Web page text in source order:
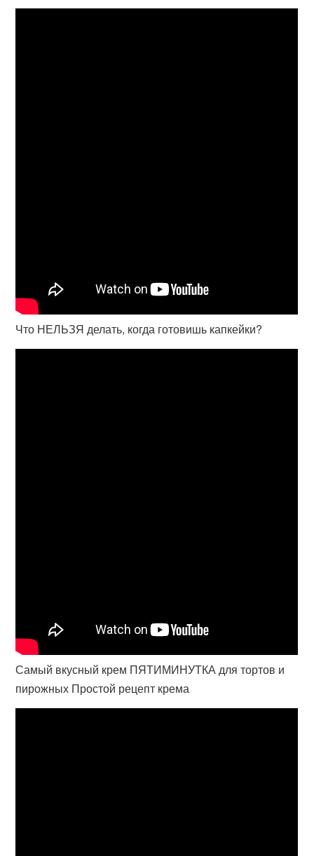
Что НЕЛЬЗЯ делать, когда готовишь капкейки?
Самый вкусный крем ПЯТИМИНУТКА для тортов и
пирожных Простой рецепт крема